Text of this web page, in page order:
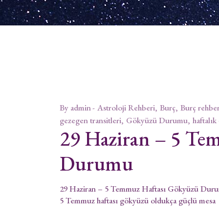
By admin Astroloji Rehberi Burç Burç
gezegen transitleri Gökyüzü Durumu
29 Haziran – 5
Durumu
29 Haziran – 5 Temmuz Haftası Gökyüzü
5 Temmuz haftası gökyüzü oldukça güçlü mesa